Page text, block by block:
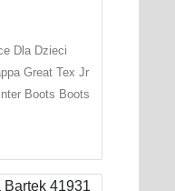
Dla Dzieci
Great Tex Jr
Boots Boots